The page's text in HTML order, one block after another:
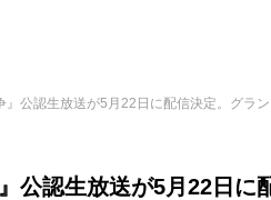
』公認生放送が5月22日に配信決定。グ
公認生放送が5月22日に